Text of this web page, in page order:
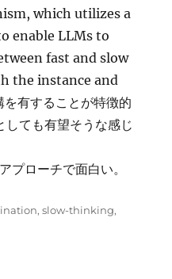
which utilizes a
enable LLMs to
fast and slow
the instance and
有することが特徴的
ても有望そうな感じ
プローチで面白い。
,slow-thinking,